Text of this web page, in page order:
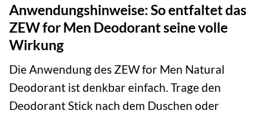
Anwendungshinweise: So entfaltet das
ZEW for Men Deodorant seine volle
Wirkung
Die Anwendung des ZEW for Men Natural
Deodorant ist denkbar einfach. Trage den
Deodorant Stick nach dem Duschen oder